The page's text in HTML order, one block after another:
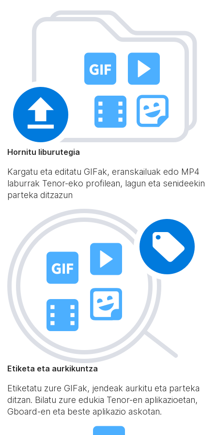
Hornitu liburutegia
Kargatu eta editatu GIFak, eranskailuak edo MP4
laburrak Tenor-eko profilean, lagun eta senideekin
parteka ditzazun
Etiketa eta aurkikuntza
Etiketatu zure GIFak, jendeak aurkitu eta parteka
ditzan. Bilatu zure edukia Tenor-en aplikazioetan,
Gboard-en eta beste aplikazio askotan.